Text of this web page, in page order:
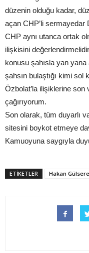
düzenin olduğu kadar,
açan CHP’li sermayedar
CHP aynı utanca ortak
ilişkisini
konusu şahısla yan
şahsın bulaştığı kimi
Özbolat’la ilişiklerine
çağırıyorum.
Son olarak, tüm duyarlı
sitesini boykot etmeye
Kamuoyuna saygıyla
ETIKETLER Hakan